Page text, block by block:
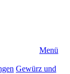
Menü
Gewürz und